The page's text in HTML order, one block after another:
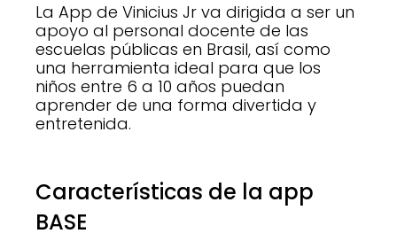
La App de Vinicius Jr va dirigida a ser un
apoyo al personal docente de las
escuelas públicas en Brasil, así como
una herramienta ideal para que los
niños entre 6 a 10 años puedan
aprender de una forma divertida y
entretenida.
Características de la app
BASE